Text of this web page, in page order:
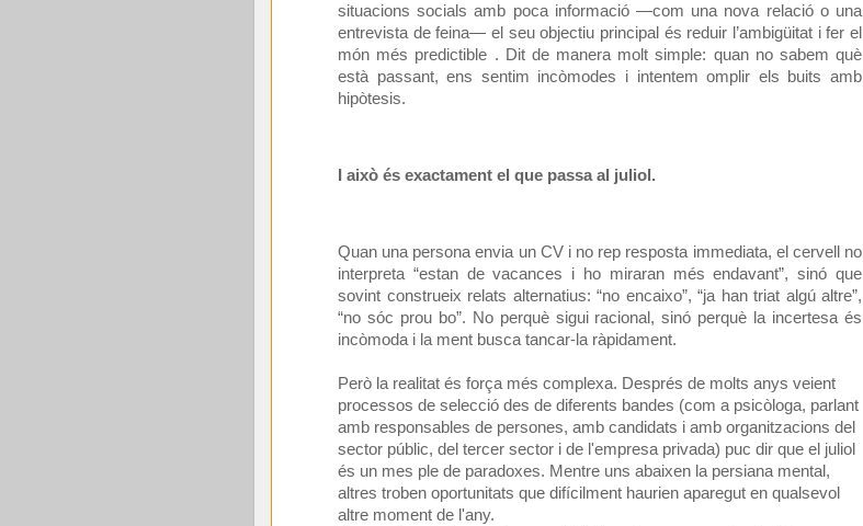
situacions socials amb poca informació —com una nova relació o una
entrevista de feina— el seu objectiu principal és reduir l’ambigüitat i fer el
món més predictible . Dit de manera molt simple: quan no sabem què
està passant, ens sentim incòmodes i intentem omplir els buits amb
hipòtesis.
I això és exactament el que passa al juliol.
Quan una persona envia un CV i no rep resposta immediata, el cervell no
interpreta “estan de vacances i ho miraran més endavant”, sinó que
sovint construeix relats alternatius: “no encaixo”, “ja han triat algú altre”,
“no sóc prou bo”. No perquè sigui racional, sinó perquè la incertesa és
incòmoda i la ment busca tancar-la ràpidament.
Però la realitat és força més complexa. Després de molts anys veient
processos de selecció des de diferents bandes (com a psicòloga, parlant
amb responsables de persones, amb candidats i amb organitzacions del
sector públic, del tercer sector i de l'empresa privada) puc dir que el juliol
és un mes ple de paradoxes. Mentre uns abaixen la persiana mental,
altres troben oportunitats que difícilment haurien aparegut en qualsevol
altre moment de l'any.